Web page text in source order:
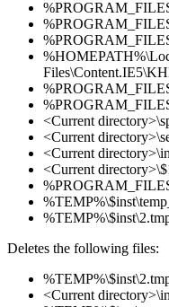
<Current
<Current
<Current
<Current
Deletes the following files:
<Current